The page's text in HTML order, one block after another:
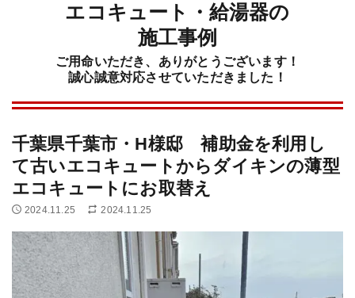
エコキュート・給湯器の
施工事例
ご用命いただき、ありがとうございます！
誠心誠意対応させていただきました！
千葉県千葉市・H様邸 補助金を利用し
て古いエコキュートからダイキンの薄型
エコキュートにお取替え
2024.11.25 2024.11.25